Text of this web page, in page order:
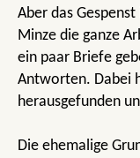
Aber das
Minze die ganze
ein paar Briefe
Antworten. Dabei
herausgefunden
Die ehemalige